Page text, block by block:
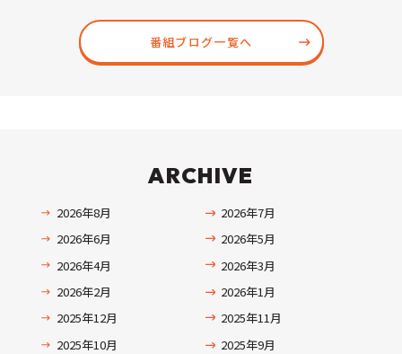
番組ブログ一覧へ
ARCHIVE
2026年8月
2026年7月
2026年6月
2026年5月
2026年4月
2026年3月
2026年2月
2026年1月
2025年12月
2025年11月
2025年10月
2025年9月